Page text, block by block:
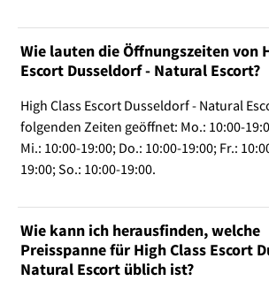
Wie lauten die Öffnungszeiten von
Escort Dusseldorf - Natural Escort?
High Class Escort Dusseldorf - Natural
folgenden Zeiten geöffnet: Mo.: 10:00-
Mi.: 10:00-19:00; Do.: 10:00-19:00; Fr.:
19:00; So.: 10:00-19:00.
Wie kann ich herausfinden, welche
Preisspanne für High Class Escort
Natural Escort üblich ist?